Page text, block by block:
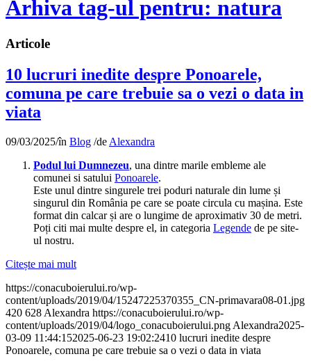
Arhiva tag-ul pentru: natura
Articole
10 lucruri inedite despre Ponoarele,
comuna pe care trebuie sa o vezi o data in
viata
09/03/2025/în Blog /de Alexandra
Podul lui Dumnezeu, una dintre marile embleme ale
comunei si satului Ponoarele.
Este unul dintre singurele trei poduri naturale din lume și
singurul din România pe care se poate circula cu mașina. Este
format din calcar și are o lungime de aproximativ 30 de metri.
Poți citi mai multe despre el, in categoria Legende de pe site-
ul nostru.
Citește mai mult
https://conacuboierului.ro/wp-
content/uploads/2019/04/15247225370355_CN-primavara08-01.jpg
420 628 Alexandra https://conacuboierului.ro/wp-
content/uploads/2019/04/logo_conacuboierului.png Alexandra2025-
03-09 11:44:152025-06-23 19:02:2410 lucruri inedite despre
Ponoarele, comuna pe care trebuie sa o vezi o data in viata